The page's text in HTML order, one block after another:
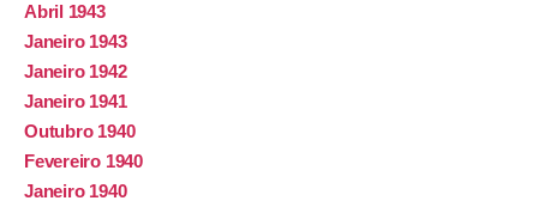
Abril 1943
Janeiro 1943
Janeiro 1942
Janeiro 1941
Outubro 1940
Fevereiro 1940
Janeiro 1940